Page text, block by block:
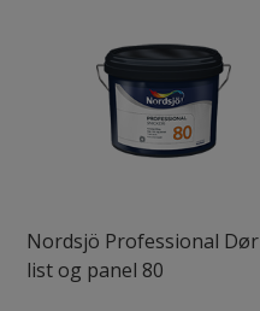
Nordsjö Professional Dør
list og panel 80